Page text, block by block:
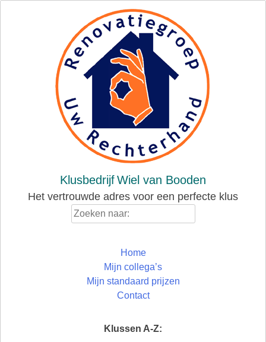
KlusbedrijfWiel van Booden
Het vertrouwde adres voor een perfecte klus
Home
Mijn collega’s
Mijn standaard prijzen
Contact
Klussen A-Z: